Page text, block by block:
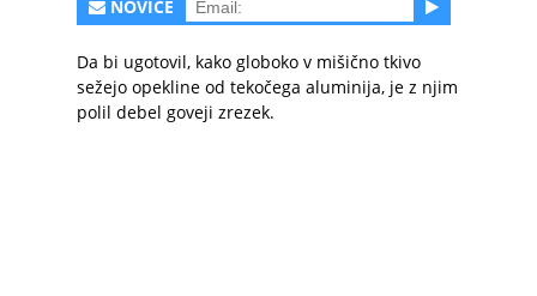
NOVICE
Da bi ugotovil, kako globoko v mišično tkivo
sežejo opekline od tekočega aluminija, je z njim
polil debel goveji zrezek.